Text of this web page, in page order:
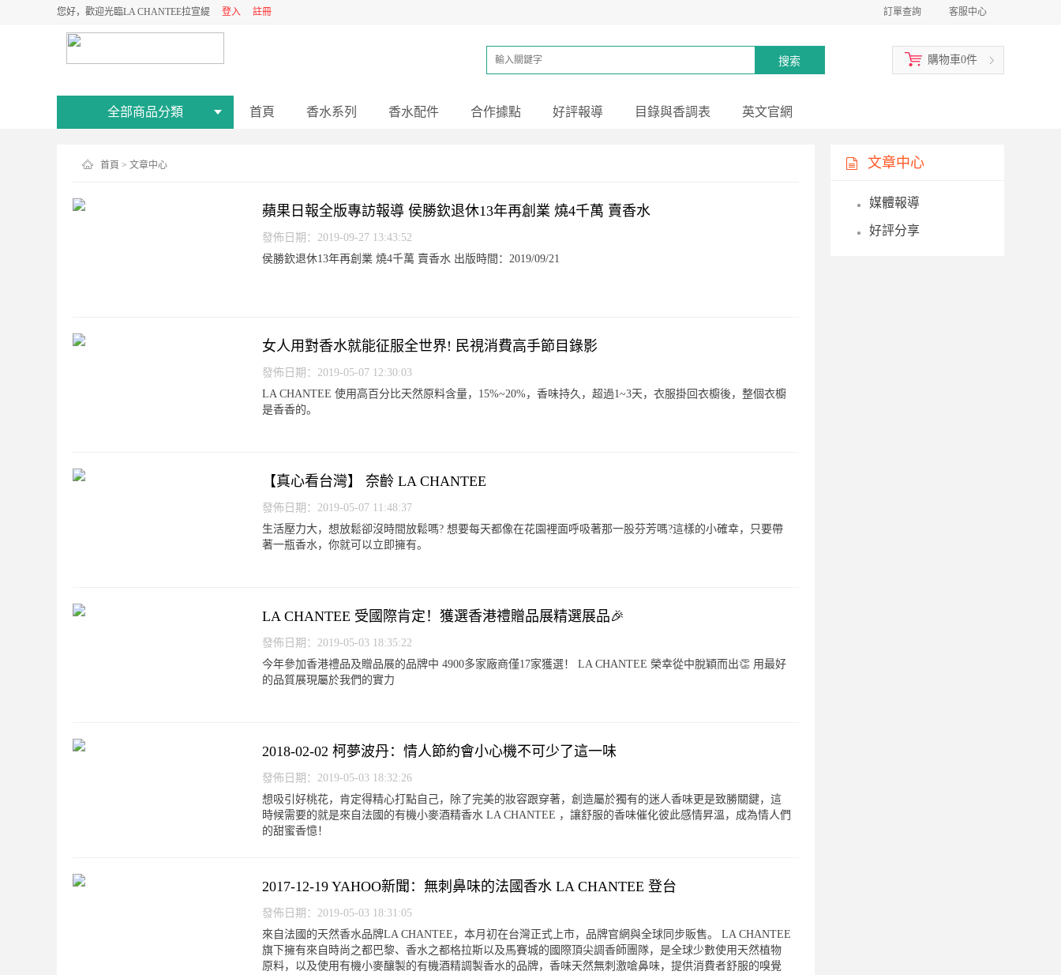
您好，歡迎光臨LA CHANTEE拉宣緹 登入 註冊 訂單查詢 客服中心
購物車0件
全部商品分類 首頁 香水系列 香水配件 合作據點 好評報導 目錄與香調表 英文官網
文章中心
媒體報導
好評分享
首頁 > 文章中心
蘋果日報全版專訪報導 侯勝欽退休13年再創業 燒4千萬 賣香水
發佈日期：2019-09-27 13:43:52
侯勝欽退休13年再創業 燒4千萬 賣香水 出版時間：2019/09/21
女人用對香水就能征服全世界! 民視消費高手節目錄影
發佈日期：2019-05-07 12:30:03
LA CHANTEE 使用高百分比天然原料含量，15%~20%，香味持久，超過1~3天，衣服掛回衣櫥後，整個衣櫥
是香香的。
【真心看台灣】 奈齡 LA CHANTEE
發佈日期：2019-05-07 11:48:37
生活壓力大，想放鬆卻沒時間放鬆嗎? 想要每天都像在花園裡面呼吸著那一股芬芳嗎?這樣的小確幸，只要帶
著一瓶香水，你就可以立即擁有。
LA CHANTEE 受國際肯定！獲選香港禮贈品展精選展品🎉
發佈日期：2019-05-03 18:35:22
今年參加香港禮品及贈品展的品牌中 4900多家廠商僅17家獲選！ LA CHANTEE 榮幸從中脫穎而出👏 用最好
的品質展現屬於我們的實力
2018-02-02 柯夢波丹：情人節約會小心機不可少了這一味
發佈日期：2019-05-03 18:32:26
想吸引好桃花，肯定得精心打點自己，除了完美的妝容跟穿著，創造屬於獨有的迷人香味更是致勝關鍵，這
時候需要的就是來自法國的有機小麥酒精香水 LA CHANTEE ，讓舒服的香味催化彼此感情昇溫，成為情人們
的甜蜜香憶！
2017-12-19 YAHOO新聞：無刺鼻味的法國香水 LA CHANTEE 登台
發佈日期：2019-05-03 18:31:05
來自法國的天然香水品牌LA CHANTEE，本月初在台灣正式上市，品牌官網與全球同步販售。 LA CHANTEE
旗下擁有來自時尚之都巴黎、香水之都格拉斯以及馬賽城的國際頂尖調香師團隊，是全球少數使用天然植物
原料，以及使用有機小麥釀製的有機酒精調製香水的品牌，香味天然無刺激嗆鼻味，提供消費者舒服的嗅覺